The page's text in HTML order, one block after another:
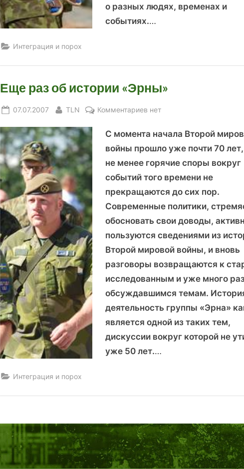
о разных людях, временах и
событиях.…
Интеграция и порох
Еще раз об истории «Эрны»
Posted
07.07.2007 By
TLN Комментариев к
Еще
раз
об
«Эрны»
нет
С момента начала Второй
войны прошло уже почти 70
не менее горячие споры вокруг
событий того времени не
прекращаются до сих пор.
Современные политики,
обосновать свои доводы,
пользуются сведениями из
Второй мировой войны, и вновь
разговоры возвращаются к
исследованным и уже много
обсуждавшимся темам.
деятельность группы «Эрна»
является одной из таких тем,
дискуссии вокруг которой не
уже 50 лет.…
Интеграция и порох